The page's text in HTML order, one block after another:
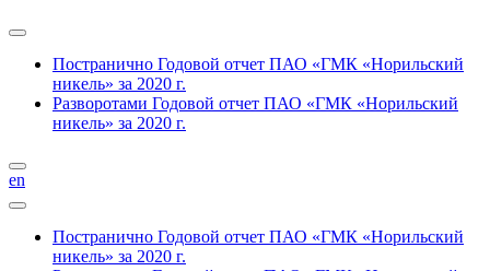
Постранично Годовой отчет ПАО «ГМК «Норильский
никель» за 2020 г.
Разворотами Годовой отчет ПАО «ГМК «Норильский
никель» за 2020 г.
en
Постранично Годовой отчет ПАО «ГМК «Норильский
никель» за 2020 г.